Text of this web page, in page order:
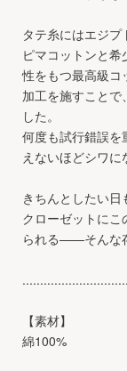
タテ糸にはエジ
ピマコットンと
性をもつ最高級コ
加工を施すことで
した。
何度も試行錯誤を
えないほどシワに
きちんとしたい日
クローゼットにこ
られる——そんな
【素材】
綿100%